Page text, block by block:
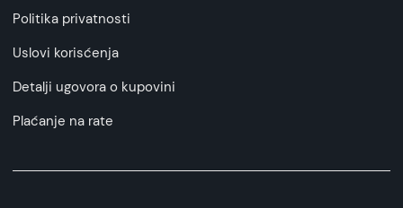
Politika privatnosti
Uslovi korisćenja
Detalji ugovora o kupovini
Plaćanje na rate